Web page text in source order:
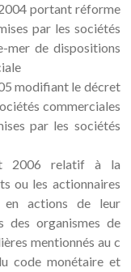
portant réforme
par les sociétés
mer de dispositions
modifiant le décret
commerciales
par les sociétés
2006 relatif à la
ou les actionnaires
en actions de leur
des organismes de
mentionnés au c
code monétaire et